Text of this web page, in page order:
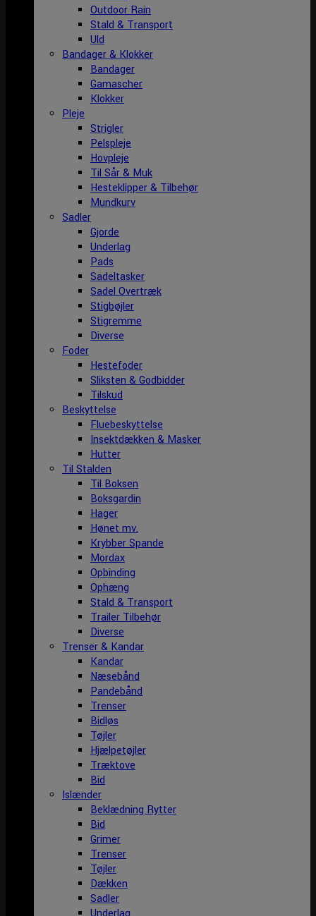
Outdoor Rain
Stald & Transport
Uld
Bandager & Klokker
Bandager
Gamascher
Klokker
Pleje
Strigler
Pelspleje
Hovpleje
Til Sår & Muk
Hesteklipper & Tilbehør
Mundkurv
Sadler
Gjorde
Underlag
Pads
Sadeltasker
Sadel Overtræk
Stigbøjler
Stigremme
Diverse
Foder
Hestefoder
Sliksten & Godbidder
Tilskud
Beskyttelse
Fluebeskyttelse
Insektdækken & Masker
Hutter
Til Stalden
Til Boksen
Boksgardin
Hager
Hønet mv.
Krybber Spande
Mordax
Opbinding
Ophæng
Stald & Transport
Trailer Tilbehør
Diverse
Trenser & Kandar
Kandar
Næsebånd
Pandebånd
Trenser
Bidløs
Tøjler
Hjælpetøjler
Træktove
Bid
Islænder
Beklædning Rytter
Bid
Grimer
Trenser
Tøjler
Dækken
Sadler